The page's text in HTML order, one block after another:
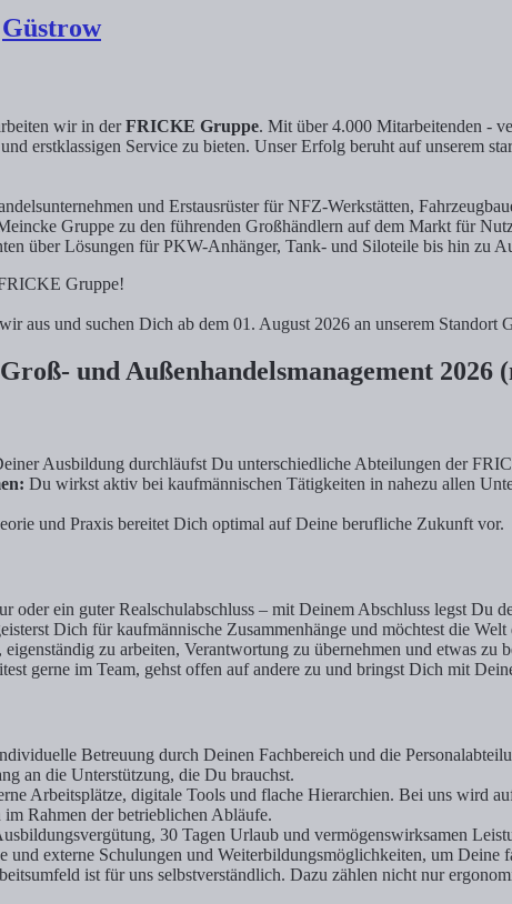
Güstrow
wir in derFRICKE Gruppe. Mit über 4.000 Mitarbeitenden -
erstklassigen Service zu bieten. Unser Erfolg beruht auf unserem
und Erstausrüster für NFZ-Werkstätten,
Gruppe zu den führenden Großhändlern auf dem Markt für
über Lösungen für PKW-Anhänger, Tank- und Siloteile bis hin zu
Gruppe!
aus und suchen Dich ab dem 01. August 2026 an unserem Standort
und Außenhandelsmanagement 2026
Ausbildung durchläufst Du unterschiedliche Abteilungen der
Du wirkst aktiv bei kaufmännischen Tätigkeiten in nahezu allen
und Praxis bereitet Dich optimal auf Deine berufliche Zukunft vor.
oder ein guter Realschulabschluss – mit Deinem Abschluss legst Du
Dich für kaufmännische Zusammenhänge und möchtest die Welt
zu arbeiten, Verantwortung zu übernehmen und etwas zu
gerne im Team, gehst offen auf andere zu und bringst Dich mit
Betreuung durch Deinen Fachbereich und die
an die Unterstützung, die Du brauchst.
Arbeitsplätze, digitale Tools und flache Hierarchien. Bei uns wird
Rahmen der betrieblichen Abläufe.
30 Tagen Urlaub und vermögenswirksamen
und externe Schulungen und Weiterbildungsmöglichkeiten, um
ist für uns selbstverständlich. Dazu zählen nicht nur